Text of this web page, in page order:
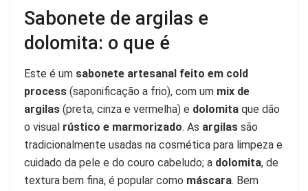
Sabonete de argilas e
dolomita: o que é
Este é um sabonete artesanal feito em cold
process (saponificação a frio), com um mix de
argilas (preta, cinza e vermelha) e dolomita que dão
o visual rústico e marmorizado. As argilas são
tradicionalmente usadas na cosmética para limpeza e
cuidado da pele e do couro cabeludo; a dolomita, de
textura bem fina, é popular como máscara. Bem